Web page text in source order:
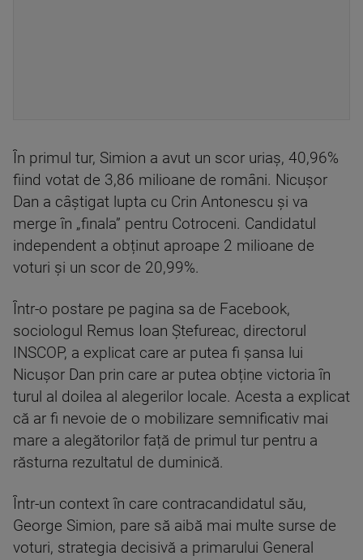
În primul tur, Simion a avut un scor uriaș, 40,96%
fiind votat de 3,86 milioane de români. Nicușor
Dan a câștigat lupta cu Crin Antonescu și va
merge în „finala” pentru Cotroceni. Candidatul
independent a obținut aproape 2 milioane de
voturi și un scor de 20,99%.
Într-o postare pe pagina sa de Facebook,
sociologul Remus Ioan Ștefureac, directorul
INSCOP, a explicat care ar putea fi șansa lui
Nicușor Dan prin care ar putea obține victoria în
turul al doilea al alegerilor locale. Acesta a explicat
că ar fi nevoie de o mobilizare semnificativ mai
mare a alegătorilor față de primul tur pentru a
răsturna rezultatul de duminică.
Într-un context în care contracandidatul său,
George Simion, pare să aibă mai multe surse de
voturi, strategia decisivă a primarului General